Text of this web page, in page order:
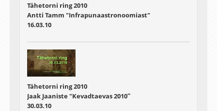
Tähetorni ring 2010
Antti Tamm "Infrapunaastronoomiast"
16.03.10
Tähetorni ring 2010
Jaak Jaaniste "Kevadtaevas 2010″
30.03.10